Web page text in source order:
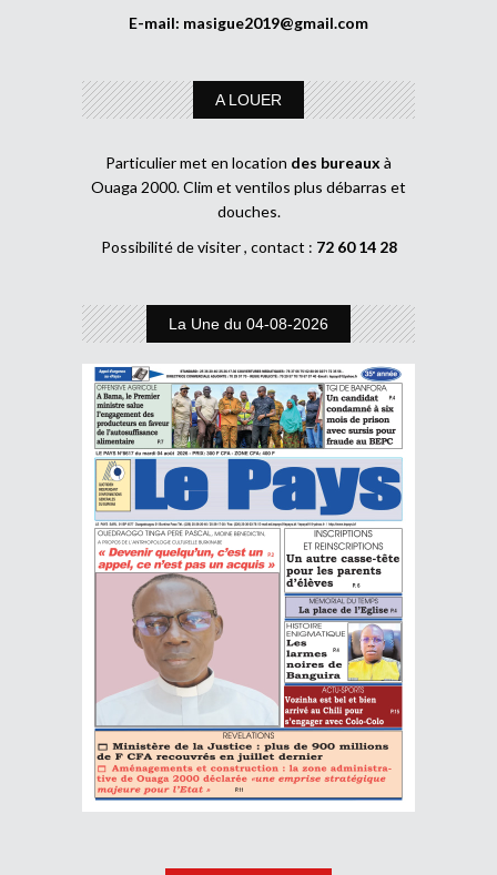
E-mail: masigue2019@gmail.com
A LOUER
Particulier met en location des bureaux à
Ouaga 2000. Clim et ventilos plus débarras et
douches.
Possibilité de visiter , contact : 72 60 14 28
La Une du 04-08-2026